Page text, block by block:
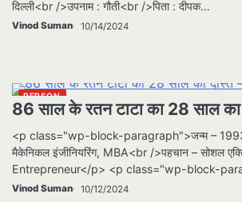
दिल्ली<br />उपनाम : गौती<br />पिता : दीपक…
Vinod Suman 10/14/2024
PERSON
86 साल के रतन टाटा का 28 साल का
<p class="wp-block-paragraph">जन्म – 1993,
मैकेनिकल इंजीनियरिंग, MBA<br />पहचान – सोशल
Entrepreneur</p> <p class="wp-block-
Vinod Suman 10/12/2024